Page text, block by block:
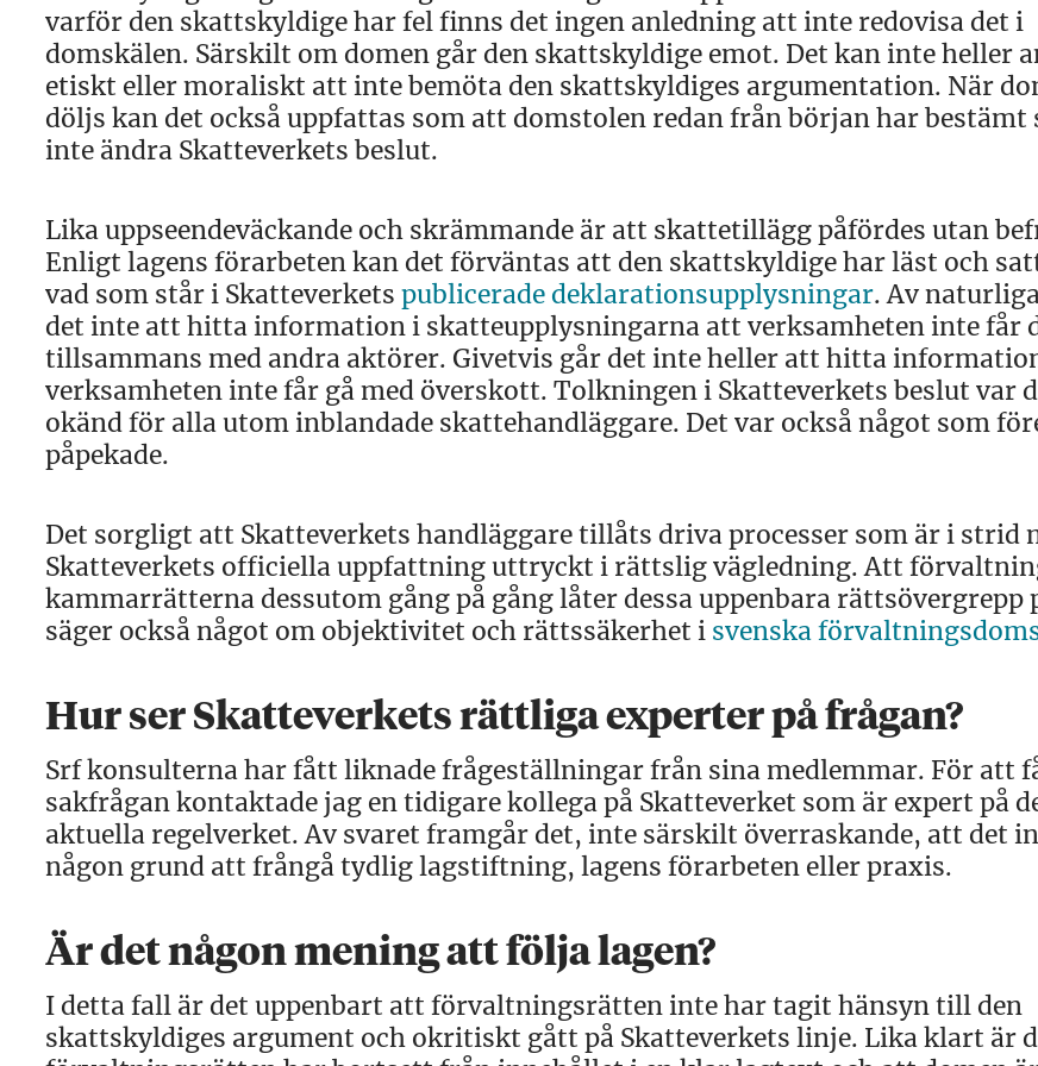
varför den skattskyldige har fel finns det ingen anledning att inte redovisa det i
domskälen. Särskilt om domen går den skattskyldige emot. Det kan inte heller
etiskt eller moraliskt att inte bemöta den skattskyldiges argumentation. När
döljs kan det också uppfattas som att domstolen redan från början har bestämt
inte ändra Skatteverkets beslut.
Lika uppseendeväckande och skrämmande är att skattetillägg påfördes utan
Enligt lagens förarbeten kan det förväntas att den skattskyldige har läst och
vad som står i Skatteverkets publicerade deklarationsupplysningar. Av
det inte att hitta information i skatteupplysningarna att verksamheten inte får
tillsammans med andra aktörer. Givetvis går det inte heller att hitta
verksamheten inte får gå med överskott. Tolkningen i Skatteverkets beslut var
okänd för alla utom inblandade skattehandläggare. Det var också något som
påpekade.
Det sorgligt att Skatteverkets handläggare tillåts driva processer som är i strid
Skatteverkets officiella uppfattning uttryckt i rättslig vägledning. Att
kammarrätterna dessutom gång på gång låter dessa uppenbara rättsövergrepp
säger också något om objektivitet och rättssäkerhet i svenska
Hur ser Skatteverkets rättliga experter på frågan?
Srf konsulterna har fått liknade frågeställningar från sina medlemmar. För att
sakfrågan kontaktade jag en tidigare kollega på Skatteverket som är expert på
aktuella regelverket. Av svaret framgår det, inte särskilt överraskande, att det
någon grund att frångå tydlig lagstiftning, lagens förarbeten eller praxis.
Är det någon mening att följa lagen?
I detta fall är det uppenbart att förvaltningsrätten inte har tagit hänsyn till den
skattskyldiges argument och okritiskt gått på Skatteverkets linje. Lika klart är